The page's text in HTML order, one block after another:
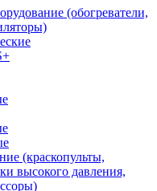
(обогреватели,
(краскопульты,
высокого давления,